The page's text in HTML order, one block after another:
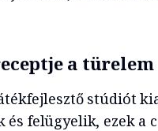
a türelem
stúdiót
felügyelik, ezek a